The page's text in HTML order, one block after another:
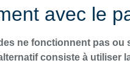
avec le
ne fonctionnent pas ou
consiste à utiliser